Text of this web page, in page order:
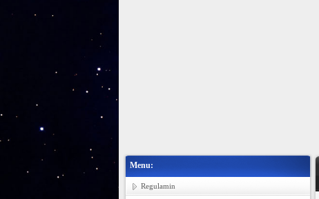
Menu:
Regulamin